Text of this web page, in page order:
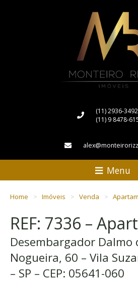
(11) 2936-3492
(11) 9 8478-
Menu
Home Imóveis Venda
REF: 7336 –
Desembargador Dalmo
Nogueira, 60 – Vila
– SP – CEP: 05641-060